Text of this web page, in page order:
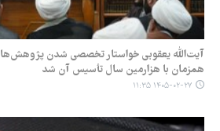
آیت‌الله یعقوبی خواستار تخصصی شدن
همزمان با هزارمین سال تأسیس آن شد
۱۴۰۵-۰۲-۲۷ ۱۱:۳۵